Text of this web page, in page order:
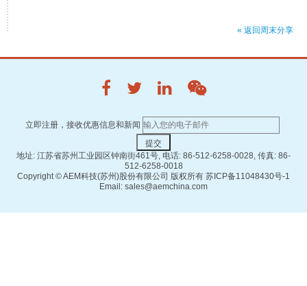
« 返回周末分享
立即注册，接收优惠信息和新闻
地址: 江苏省苏州工业园区钟南街461号, 电话: 86-512-6258-0028, 传真: 86-
512-6258-0018
Copyright ©AEM科技(苏州)股份有限公司 版权所有 苏ICP备11048430号-1
Email: sales@aemchina.com